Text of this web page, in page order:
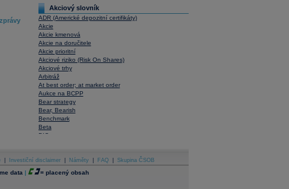
Akciový slovník
ADR (Americké depozitní certifikáty)
Akcie
Akcie kmenová
Akcie na doručitele
Akcie prioritní
Akciové riziko (Risk On Shares)
Akciové trhy
Arbitráž
At best order; at market order
Aukce na BCPP
Bear strategy
Bear, Bearish
Benchmark
Beta
BIC
Bonita
Book To Bill Ratio
Book Value
Investiční disclaimer Náměty FAQ Skupina ČSOB
data | = placený obsah